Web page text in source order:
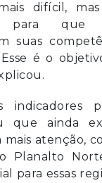
difícil,
para que
suas
é o
indicadores
que ainda
atenção,
Planalto
para essas